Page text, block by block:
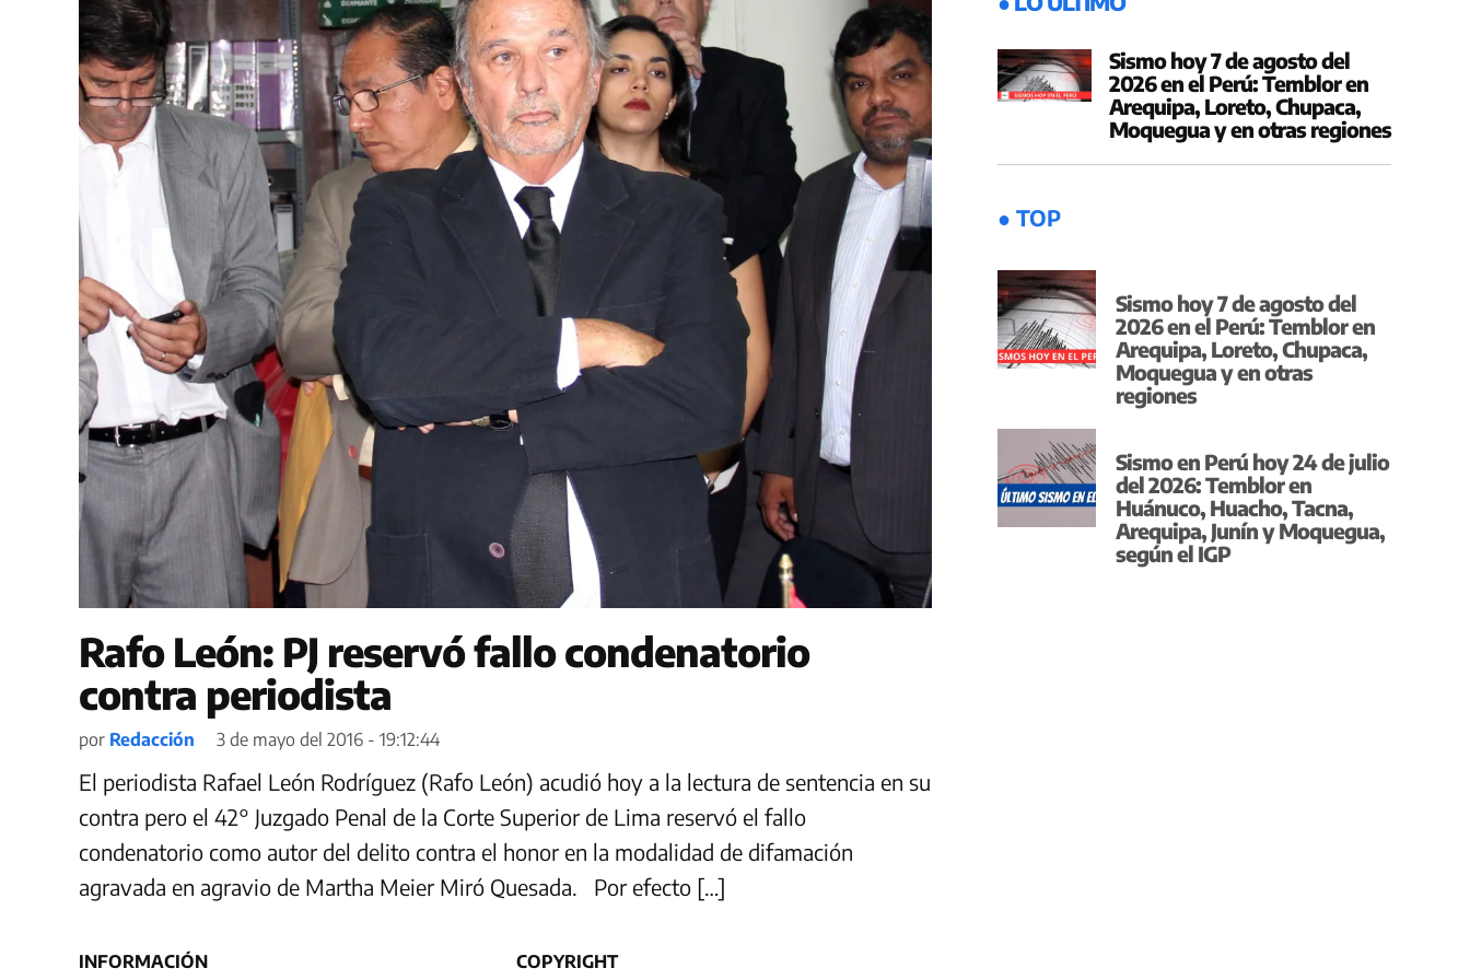
Rafo León: PJ reservó fallo condenatorio
contra periodista
por Redacción 3 de mayo del 2016 - 19:12:44
El periodista Rafael León Rodríguez (Rafo León) acudió hoy a la lectura de sentencia en su
contra pero el 42° Juzgado Penal de la Corte Superior de Lima reservó el fallo
condenatorio como autor del delito contra el honor en la modalidad de difamación
agravada en agravio de Martha Meier Miró Quesada. Por efecto […]
Sismo hoy 7 de agosto del
2026 en el Perú: Temblor en
Arequipa, Loreto, Chupaca,
Moquegua y en otras regiones
● TOP
Sismo hoy 7 de agosto del
2026 en el Perú: Temblor en
Arequipa, Loreto, Chupaca,
Moquegua y en otras
regiones
Sismo en Perú hoy 24 de julio
del 2026: Temblor en
Huánuco, Huacho, Tacna,
Arequipa, Junín y Moquegua,
según el IGP
INFORMACIÓN COPYRIGHT